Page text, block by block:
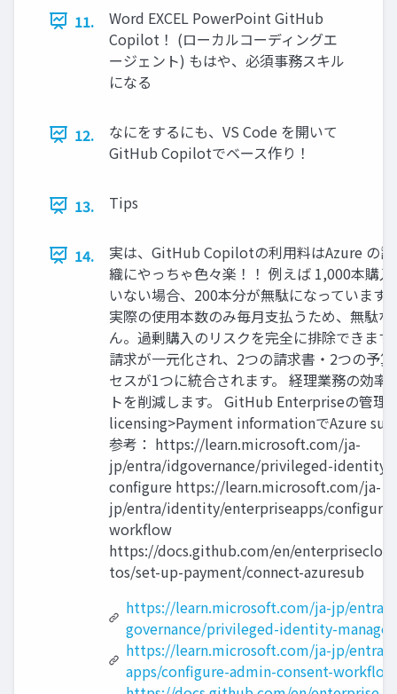
11.
Word EXCEL PowerPoint GitHub
Copilot！ (ローカルコーディングエ
ージェント) もはや、必須事務スキル
になる
12.
なにをするにも、VS Code を開いて
GitHub Copilotでベース作り！
13. Tips
14.
実は、GitHub Copilotの利用料はAzure の
織にやっちゃ色々楽！！ 例えば 1,000本購
いない場合、200本分が無駄になっています
実際の使用本数のみ毎月支払うため、無駄
ん。過剰購入のリスクを完全に排除できま
請求が一元化され、2つの請求書・2つの予
セスが1つに統合されます。 経理業務の効率
トを削減します。 GitHub Enterpriseの管理
licensing>Payment informationでAzure
参考： https://learn.microsoft.com/ja-
jp/entra/idgovernance/privileged-identity-
configure https://learn.microsoft.com/ja-
jp/entra/identity/enterpriseapps/
workflow
https://docs.github.com/en/
tos/set-up-payment/connect-azuresub
https://learn.microsoft.com/ja-jp/entra/
governance/privileged-identity-
https://learn.microsoft.com/ja-jp/
apps/configure-admin-consent-workflow